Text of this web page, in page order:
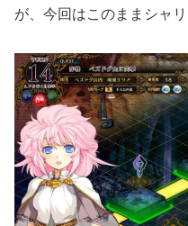
が、今回はこのままシャ